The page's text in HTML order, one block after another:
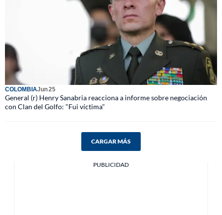
COLOMBIAJun 25
General (r) Henry Sanabria reacciona a informe sobre negociación
con Clan del Golfo: "Fui víctima"
CARGAR MÁS
PUBLICIDAD